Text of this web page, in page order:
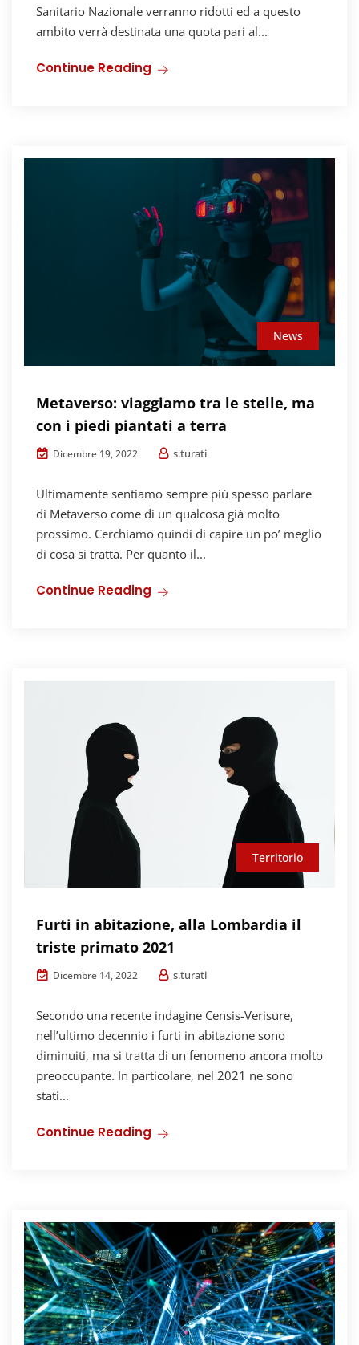
Sanitario Nazionale verranno ridotti ed a questo
ambito verrà destinata una quota pari al...
Continue Reading
News
Metaverso: viaggiamo tra le stelle, ma
con i piedi piantati a terra
Dicembre 19, 2022 s.turati
Ultimamente sentiamo sempre più spesso parlare
di Metaverso come di un qualcosa già molto
prossimo. Cerchiamo quindi di capire un po’ meglio
di cosa si tratta. Per quanto il...
Continue Reading
Territorio
Furti in abitazione, alla Lombardia il
triste primato 2021
Dicembre 14, 2022 s.turati
Secondo una recente indagine Censis-Verisure,
nell’ultimo decennio i furti in abitazione sono
diminuiti, ma si tratta di un fenomeno ancora molto
preoccupante. In particolare, nel 2021 ne sono
stati...
Continue Reading